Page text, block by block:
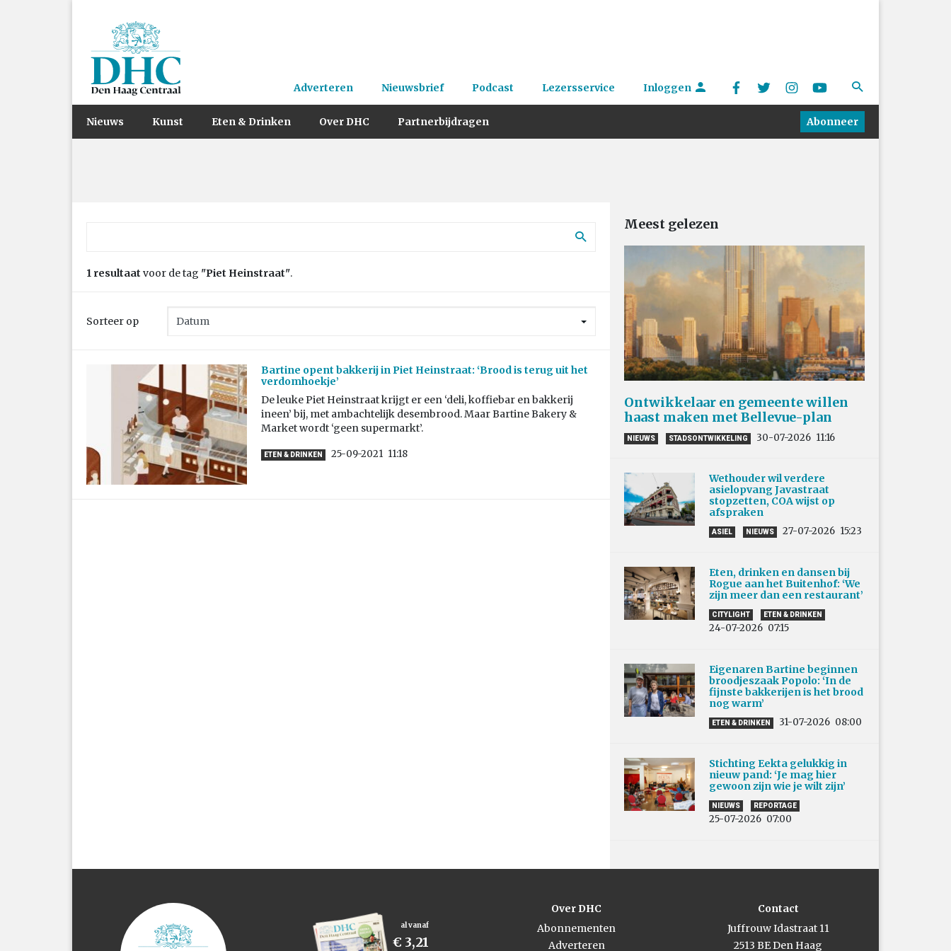
Adverteren Nieuwsbrief Podcast Lezersservice Inloggen
Nieuws Kunst Eten & Drinken Over DHC Partnerbijdragen Abonneer
1 resultaat voor de tag "Piet Heinstraat".
Sorteer op
Bartine opent bakkerij in Piet Heinstraat: ‘Brood is terug uit het
verdomhoekje’
De leuke Piet Heinstraat krijgt er een ‘deli, koffiebar en bakkerij
ineen’ bij, met ambachtelijk desembrood. Maar Bartine Bakery &
Market wordt ‘geen supermarkt’.
ETEN & DRINKEN 25-09-2021 11:18
Meest gelezen
Ontwikkelaar en gemeente willen
haast maken met Bellevue-plan
NIEUWS STADSONTWIKKELING 30-07-2026 11:16
Wethouder wil verdere
asielopvang Javastraat
stopzetten, COA wijst op
afspraken
ASIEL NIEUWS 27-07-2026 15:23
Eten, drinken en dansen bij
Rogue aan het Buitenhof: ‘We
zijn meer dan een restaurant’
CITYLIGHT ETEN & DRINKEN
24-07-2026 07:15
Eigenaren Bartine beginnen
broodjeszaak Popolo: ‘In de
fijnste bakkerijen is het brood
nog warm’
ETEN & DRINKEN 31-07-2026 08:00
Stichting Eekta gelukkig in
nieuw pand: ‘Je mag hier
gewoon zijn wie je wilt zijn’
NIEUWS REPORTAGE
25-07-2026 07:00
al vanaf
€ 3,21
Over DHC
Abonnementen
Adverteren
Contact
Juffrouw Idastraat 11
2513 BE Den Haag